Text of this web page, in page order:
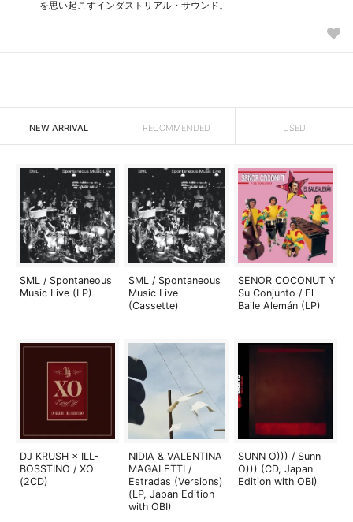
を思い起こすインダストリアル・サウンド。
NEW ARRIVAL RECOMMENDED USED
SML / Spontaneous
Music Live (LP)
SML / Spontaneous
Music Live
(Cassette)
SENOR COCONUT Y
Su Conjunto / El
Baile Alemán (LP)
DJ KRUSH × ILL-
BOSSTINO / XO
(2CD)
NIDIA & VALENTINA
MAGALETTI /
Estradas (Versions)
(LP, Japan Edition
with OBI)
SUNN O))) / Sunn
O))) (CD, Japan
Edition with OBI)